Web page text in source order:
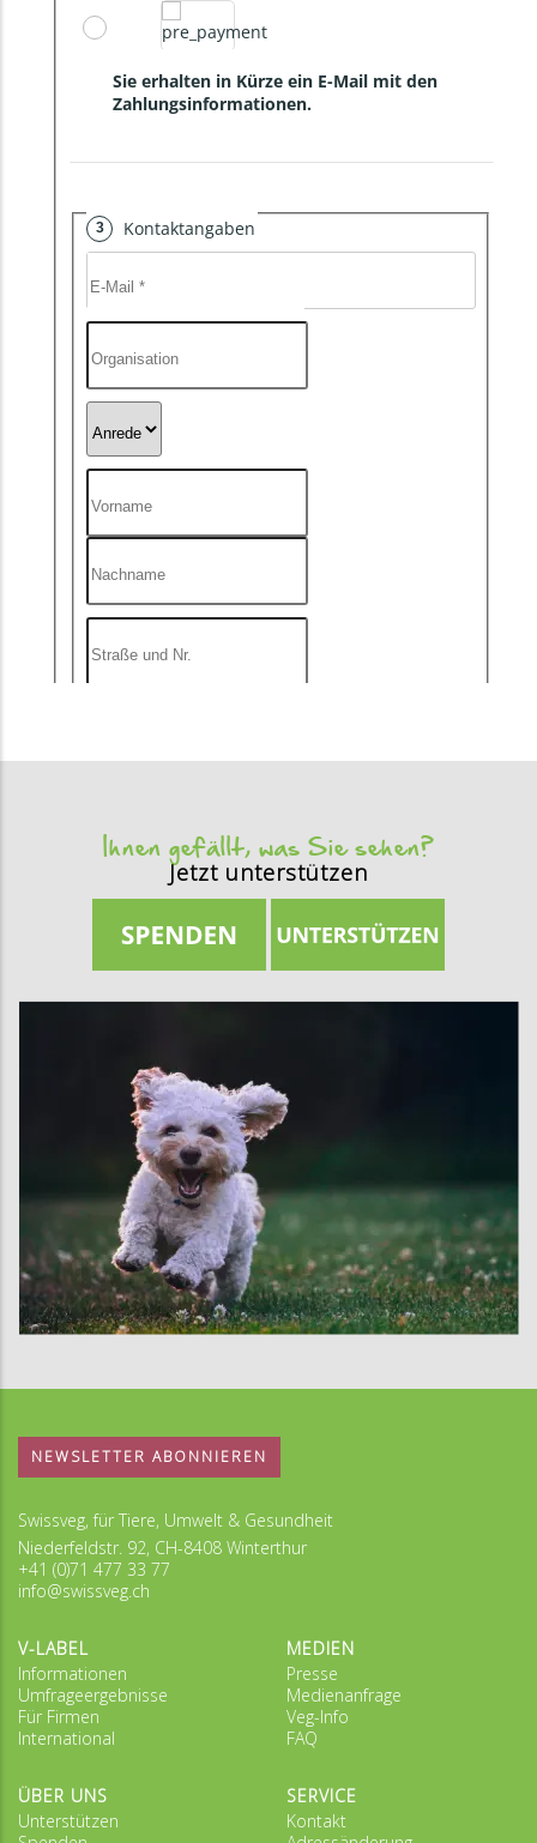
Ihnen gefällt, was Sie sehen?
Jetzt unterstützen
NEWSLETTER ABONNIEREN
Swissveg, für Tiere, Umwelt & Gesundheit
Niederfeldstr. 92, CH-8408 Winterthur
+41 (0)71 477 33 77
info@swissveg.ch
V-LABEL
Informationen
Umfrageergebnisse
Für Firmen
International
MEDIEN
Presse
Medienanfrage
Veg-Info
FAQ
ÜBER UNS
Unterstützen
SERVICE
Kontakt